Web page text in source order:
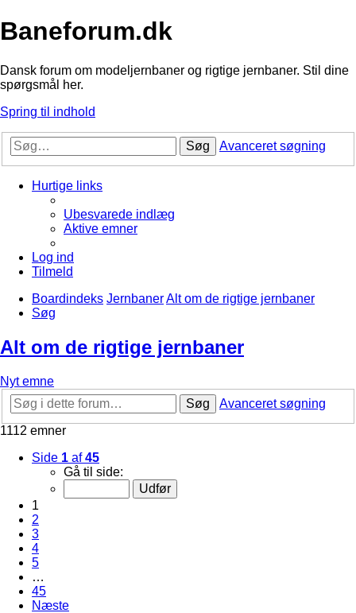
Baneforum.dk
Dansk forum om modeljernbaner og rigtige jernbaner. Stil dine
spørgsmål her.
Spring til indhold
Søg Avanceret søgning
Hurtige links
Ubesvarede indlæg
Aktive emner
Log ind
Tilmeld
Boardindeks JernbanerAlt om de rigtige jernbaner
Søg
Alt om de rigtige jernbaner
Nyt emne
Søg
Avanceret søgning
1112 emner
Side 1 af45
Gå til side:
1
2
3
4
5
…
45
Næste